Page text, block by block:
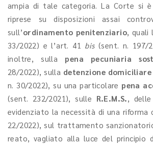
ampia di tale categoria. La Corte si
riprese su disposizioni assai
sull’ordinamento penitenziario, quali
33/2022) e l’art. 41 bis(sent. n. 197/
inoltre, sulla pena pecuniaria
28/2022), sulla detenzione domiciliare
n. 30/2022), su una particolare pena
(sent. 232/2021), sulle R.E.M.S.,
evidenziato la necessità di una riforma
22/2022), sul trattamento
reato, vagliato alla luce del principio